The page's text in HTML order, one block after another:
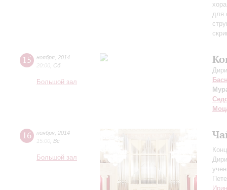
для
15 ноября 2014
20:00 Сб
Большой зал
16 ноября 2014
15:00 Вс
Большой зал